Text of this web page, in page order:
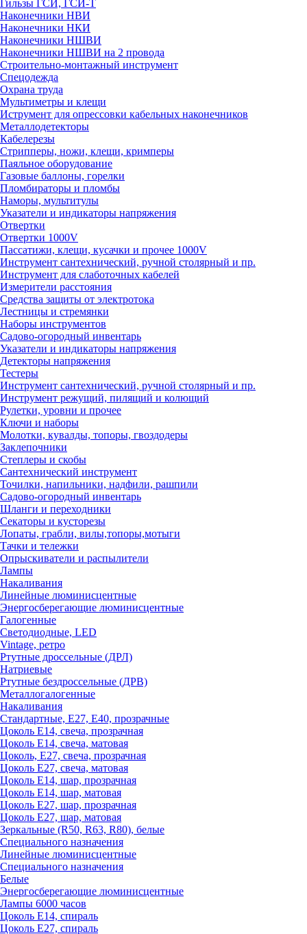
Гильзы ГСИ, ГСИ-Т
Наконечники НВИ
Наконечники НКИ
Наконечники НШВИ
Наконечники НШВИ на 2 провода
Строительно-монтажный инструмент
Спецодежда
Охрана труда
Мультиметры и клещи
Иструмент для опрессовки кабельных наконечников
Металлодетекторы
Кабелерезы
Стрипперы, ножи, клещи, кримперы
Паяльное оборудование
Газовые баллоны, горелки
Пломбираторы и пломбы
Наморы, мультитулы
Указатели и индикаторы напряжения
Отвертки
Отвертки 1000V
Пассатижи, клещи, кусачки и прочее 1000V
Инструмент сантехнический, ручной столярный и пр.
Инструмент для слаботочных кабелей
Измерители расстояния
Средства защиты от электротока
Лестницы и стремянки
Наборы инструментов
Садово-огородный инвентарь
Указатели и индикаторы напряжения
Детекторы напряжения
Тестеры
Инструмент сантехнический, ручной столярный и пр.
Инструмент режущий, пилящий и колющий
Рулетки, уровни и прочее
Ключи и наборы
Молотки, кувалды, топоры, гвоздодеры
Заклепочники
Степлеры и скобы
Сантехнический инструмент
Точилки, напильники, надфили, рашпили
Садово-огородный инвентарь
Шланги и переходники
Секаторы и кусторезы
Лопаты, грабли, вилы,топоры,мотыги
Тачки и тележки
Опрыскиватели и распылители
Лампы
Накаливания
Линейные люминисцентные
Энергосберегающие люминисцентные
Галогенные
Светодиодные, LED
Vintage, ретро
Ртутные дроссельные (ДРЛ)
Натриевые
Ртутные бездроссельные (ДРВ)
Металлогалогенные
Накаливания
Стандартные, Е27, Е40, прозрачные
Цоколь Е14, свеча, прозрачная
Цоколь Е14, свеча, матовая
Цоколь, Е27, свеча, прозрачная
Цоколь Е27, свеча, матовая
Цоколь Е14, шар, прозрачная
Цоколь Е14, шар, матовая
Цоколь Е27, шар, прозрачная
Цоколь Е27, шар, матовая
Зеркальные (R50, R63, R80), белые
Специального назначения
Линейные люминисцентные
Специального назначения
Белые
Энергосберегающие люминисцентные
Лампы 6000 часов
Цоколь Е14, спираль
Цоколь Е27, спираль